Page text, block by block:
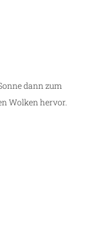
dann zum
Wolken hervor.